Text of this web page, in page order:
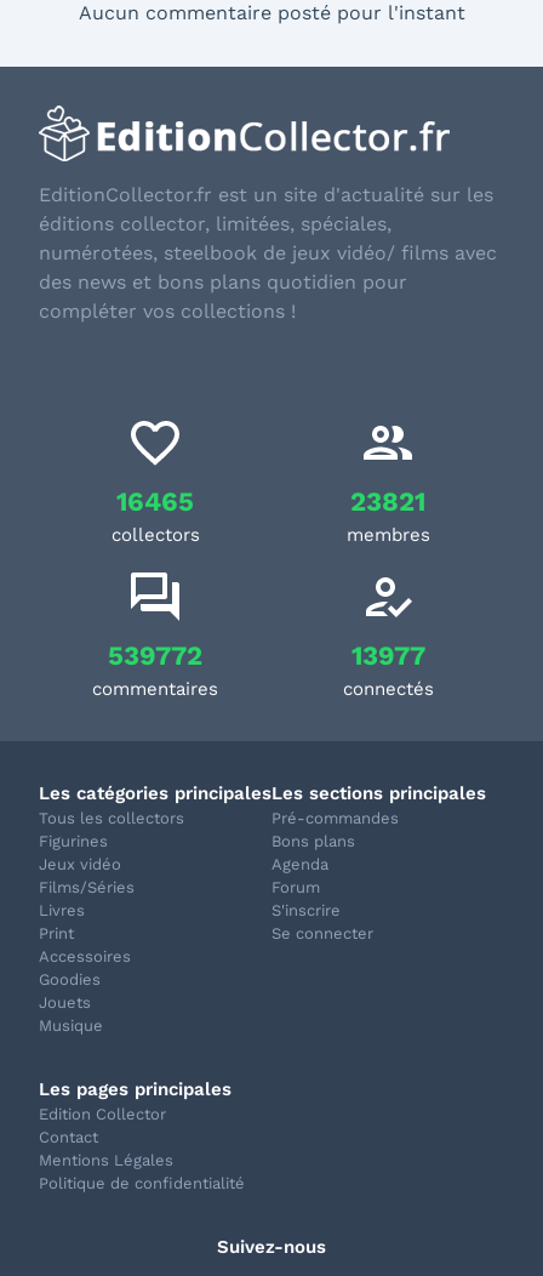
Aucun commentaire posté pour l'instant
EditionCollector.fr est un site d'actualité sur les
éditions collector, limitées, spéciales,
numérotées, steelbook de jeux vidéo/ films avec
des news et bons plans quotidien pour
compléter vos collections !
16465
collectors
23821
membres
539772
commentaires
13977
connectés
Les catégories principales
Tous les collectors
Figurines
Jeux vidéo
Films/Séries
Livres
Print
Accessoires
Goodies
Jouets
Musique
Les sections principales
Pré-commandes
Bons plans
Agenda
Forum
S'inscrire
Se connecter
Les pages principales
Edition Collector
Contact
Mentions Légales
Politique de confidentialité
Suivez-nous